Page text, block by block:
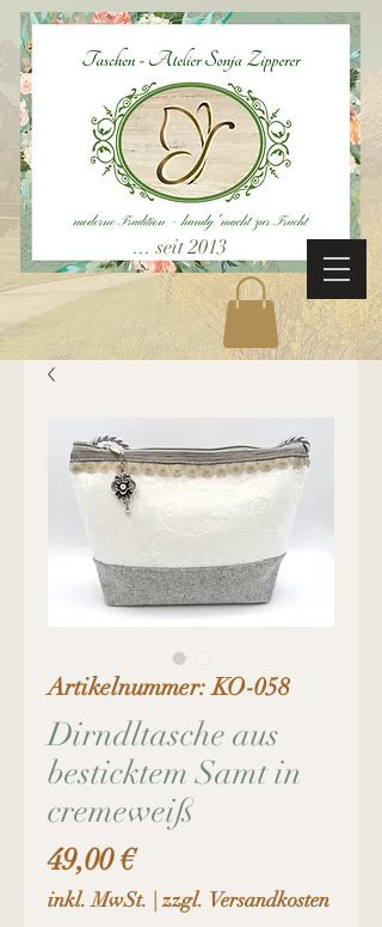
... seit 2013
Artikelnummer: KO-058
Dirndltasche aus
besticktem Samt in
cremeweiß
49,00 €Preis
inkl. MwSt. |zzgl. Versandkosten